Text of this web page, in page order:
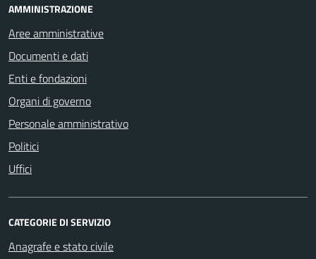
AMMINISTRAZIONE
Aree amministrative
Documenti e dati
Enti e fondazioni
Organi di governo
Personale amministrativo
Politici
Uffici
CATEGORIE DI SERVIZIO
Anagrafe e stato civile